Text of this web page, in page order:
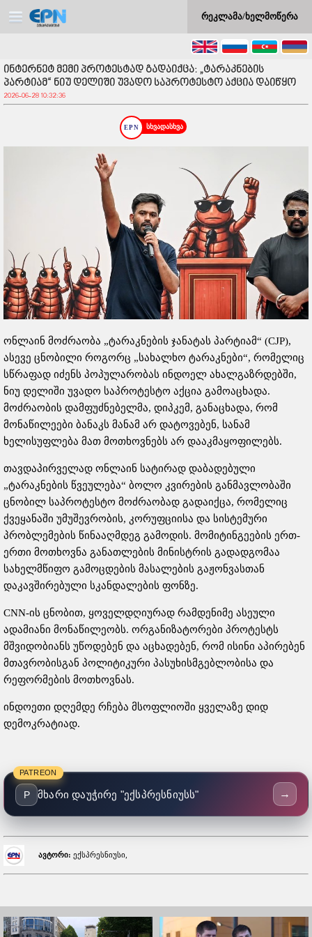
რეკლამა/ხელმოწერა
ინტერნეტ მემი პროტესტად გადაიქცა: „ტარაკნების
პარტიამ“ ნიუ დელიში უვადო საპროტესტო აქცია დაიწყო
2026-06-28 10:32:36
სხვადასხვა
ონლაინ მოძრაობა „ტარაკნების ჯანატას პარტიამ“ (CJP),
ასევე ცნობილი როგორც „სახალხო ტარაკნები“, რომელიც
სწრაფად იძენს პოპულარობას ინდოელ ახალგაზრდებში,
ნიუ დელიში უვადო საპროტესტო აქცია გამოაცხადა.
მოძრაობის დამფუძნებელმა, დიპკემ, განაცხადა, რომ
მონაწილეები ბანაკს მანამ არ დატოვებენ, სანამ
ხელისუფლება მათ მოთხოვნებს არ დააკმაყოფილებს.
თავდაპირველად ონლაინ სატირად დაბადებული
„ტარაკნების წვეულება“ ბოლო კვირების განმავლობაში
ცნობილ საპროტესტო მოძრაობად გადაიქცა, რომელიც
ქვეყანაში უმუშევრობის, კორუფციისა და სისტემური
პრობლემების წინააღმდეგ გამოდის. მომიტინგეების ერთ-
ერთი მოთხოვნა განათლების მინისტრის გადადგომაა
სახელმწიფო გამოცდების მასალების გაჟონვასთან
დაკავშირებული სკანდალების ფონზე.
CNN-ის ცნობით, ყოველდღიურად რამდენიმე ასეული
ადამიანი მონაწილეობს. ორგანიზატორები პროტესტს
მშვიდობიანს უწოდებენ და აცხადებენ, რომ ისინი აპირებენ
მთავრობისგან პოლიტიკური პასუხისმგებლობისა და
რეფორმების მოთხოვნას.
ინდოეთი დღემდე რჩება მსოფლიოში ყველაზე დიდ
დემოკრატიად.
PATREON
P მხარი დაუჭირე "ექსპრესნიუსს" →
ავტორი: ექსპრესნიუსი,